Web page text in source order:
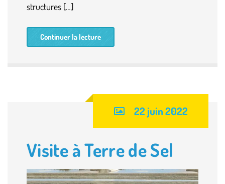
structures […]
Continuer la lecture
22 juin 2022
Visite à Terre de Sel